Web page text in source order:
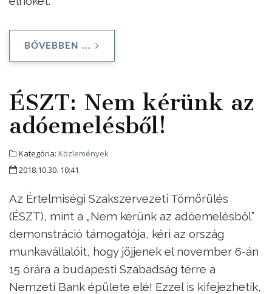
BŐVEBBEN ...
ÉSZT: Nem kérünk az
adóemelésből!
Kategória: Közlemények
2018.10.30. 10:41
Az Értelmiségi Szakszervezeti Tömörülés
(ÉSZT), mint a „Nem kérünk az adóemelésből”
demonstráció támogatója, kéri az ország
munkavállalóit, hogy jöjjenek el november 6-án
15 órára a budapesti Szabadság térre a
Nemzeti Bank épülete elé! Ezzel is kifejezhetik,